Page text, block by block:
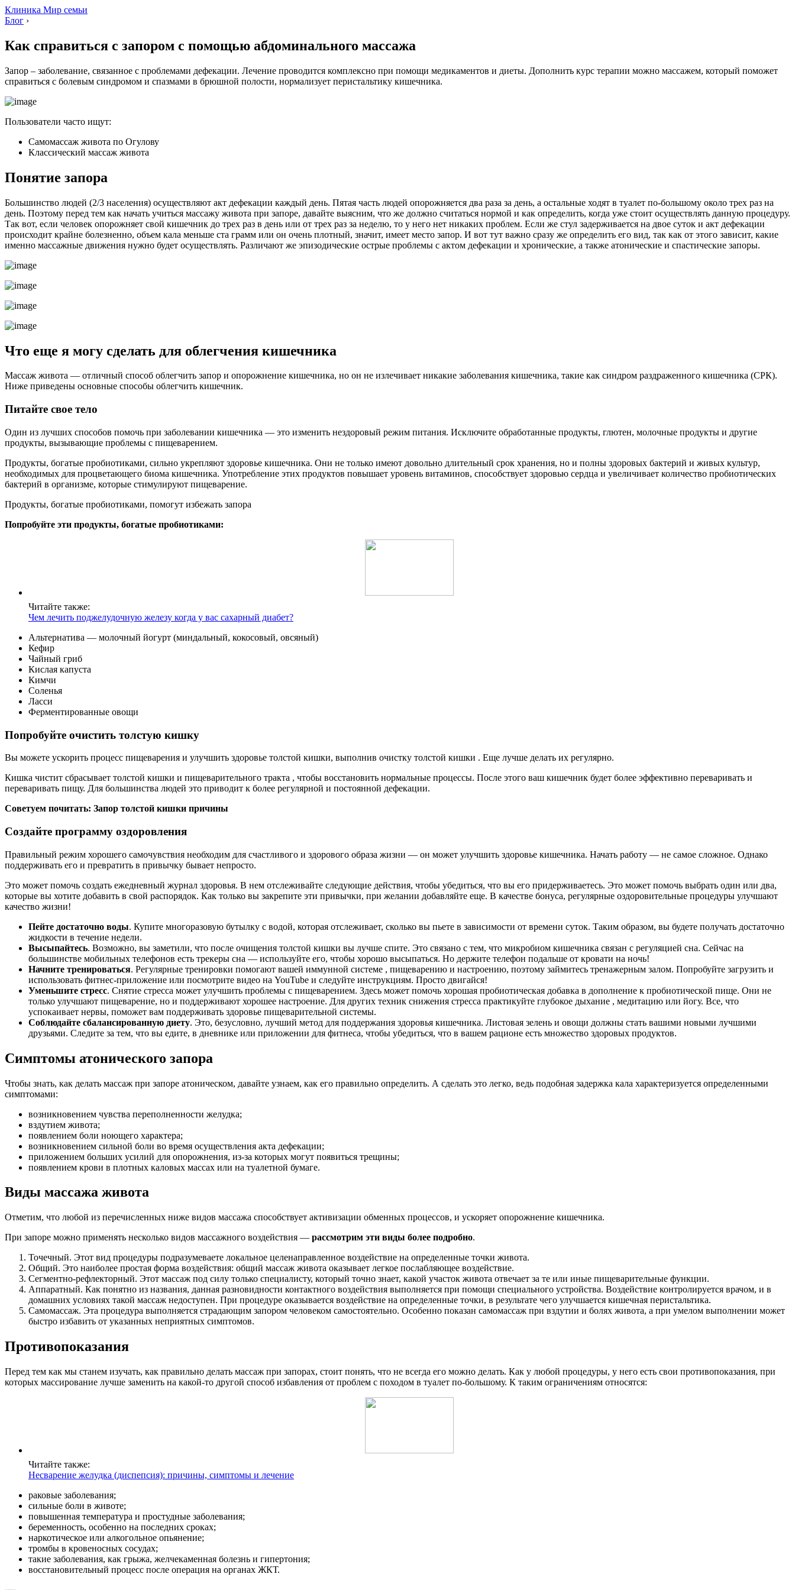
Клиника Мир семьи
Блог ›
Как справиться с запором с помощью абдоминального массажа
Запор – заболевание, связанное с проблемами дефекации. Лечение проводится комплексно при помощи медикаментов и диеты. Дополнить курс терапии можно массажем, который поможет
справиться с болевым синдромом и спазмами в брюшной полости, нормализует перистальтику кишечника.
Пользователи часто ищут:
Самомассаж живота по Огулову
Классический массаж живота
Понятие запора
Большинство людей (2/3 населения) осуществляют акт дефекации каждый день. Пятая часть людей опорожняется два раза за день, а остальные ходят в туалет по-большому около трех раз на
день. Поэтому перед тем как начать учиться массажу живота при запоре, давайте выясним, что же должно считаться нормой и как определить, когда уже стоит осуществлять данную процедуру.
Так вот, если человек опорожняет свой кишечник до трех раз в день или от трех раз за неделю, то у него нет никаких проблем. Если же стул задерживается на двое суток и акт дефекации
происходит крайне болезненно, объем кала меньше ста грамм или он очень плотный, значит, имеет место запор. И вот тут важно сразу же определить его вид, так как от этого зависит, какие
именно массажные движения нужно будет осуществлять. Различают же эпизодические острые проблемы с актом дефекации и хронические, а также атонические и спастические запоры.
Что еще я могу сделать для облегчения кишечника
Массаж живота — отличный способ облегчить запор и опорожнение кишечника, но он не излечивает никакие заболевания кишечника, такие как синдром раздраженного кишечника (СРК).
Ниже приведены основные способы облегчить кишечник.
Питайте свое тело
Один из лучших способов помочь при заболевании кишечника — это изменить нездоровый режим питания. Исключите обработанные продукты, глютен, молочные продукты и другие
продукты, вызывающие проблемы с пищеварением.
Продукты, богатые пробиотиками, сильно укрепляют здоровье кишечника. Они не только имеют довольно длительный срок хранения, но и полны здоровых бактерий и живых культур,
необходимых для процветающего биома кишечника. Употребление этих продуктов повышает уровень витаминов, способствует здоровью сердца и увеличивает количество пробиотических
бактерий в организме, которые стимулируют пищеварение.
Продукты, богатые пробиотиками, помогут избежать запора
Попробуйте эти продукты, богатые пробиотиками:
Читайте также:
Чем лечить поджелудочную железу когда у вас сахарный диабет?
Альтернатива — молочный йогурт (миндальный, кокосовый, овсяный)
Кефир
Чайный гриб
Кислая капуста
Кимчи
Соленья
Ласси
Ферментированные овощи
Попробуйте очистить толстую кишку
Вы можете ускорить процесс пищеварения и улучшить здоровье толстой кишки, выполнив очистку толстой кишки . Еще лучше делать их регулярно.
Кишка чистит сбрасывает толстой кишки и пищеварительного тракта , чтобы восстановить нормальные процессы. После этого ваш кишечник будет более эффективно переваривать и
переваривать пищу. Для большинства людей это приводит к более регулярной и постоянной дефекации.
Советуем почитать: Запор толстой кишки причины
Создайте программу оздоровления
Правильный режим хорошего самочувствия необходим для счастливого и здорового образа жизни — он может улучшить здоровье кишечника. Начать работу — не самое сложное. Однако
поддерживать его и превратить в привычку бывает непросто.
Это может помочь создать ежедневный журнал здоровья. В нем отслеживайте следующие действия, чтобы убедиться, что вы его придерживаетесь. Это может помочь выбрать один или два,
которые вы хотите добавить в свой распорядок. Как только вы закрепите эти привычки, при желании добавляйте еще. В качестве бонуса, регулярные оздоровительные процедуры улучшают
качество жизни!
Пейте достаточно воды. Купите многоразовую бутылку с водой, которая отслеживает, сколько вы пьете в зависимости от времени суток. Таким образом, вы будете получать достаточно
жидкости в течение недели.
Высыпайтесь. Возможно, вы заметили, что после очищения толстой кишки вы лучше спите. Это связано с тем, что микробиом кишечника связан с регуляцией сна. Сейчас на
большинстве мобильных телефонов есть трекеры сна — используйте его, чтобы хорошо высыпаться. Но держите телефон подальше от кровати на ночь!
Начните тренироваться. Регулярные тренировки помогают вашей иммунной системе , пищеварению и настроению, поэтому займитесь тренажерным залом. Попробуйте загрузить и
использовать фитнес-приложение или посмотрите видео на YouTube и следуйте инструкциям. Просто двигайся!
Уменьшите стресс. Снятие стресса может улучшить проблемы с пищеварением. Здесь может помочь хорошая пробиотическая добавка в дополнение к пробиотической пище. Они не
только улучшают пищеварение, но и поддерживают хорошее настроение. Для других техник снижения стресса практикуйте глубокое дыхание , медитацию или йогу. Все, что
успокаивает нервы, поможет вам поддерживать здоровье пищеварительной системы.
Соблюдайте сбалансированную диету. Это, безусловно, лучший метод для поддержания здоровья кишечника. Листовая зелень и овощи должны стать вашими новыми лучшими
друзьями. Следите за тем, что вы едите, в дневнике или приложении для фитнеса, чтобы убедиться, что в вашем рационе есть множество здоровых продуктов.
Симптомы атонического запора
Чтобы знать, как делать массаж при запоре атоническом, давайте узнаем, как его правильно определить. А сделать это легко, ведь подобная задержка кала характеризуется определенными
симптомами:
возникновением чувства переполненности желудка;
вздутием живота;
появлением боли ноющего характера;
возникновением сильной боли во время осуществления акта дефекации;
приложением больших усилий для опорожнения, из-за которых могут появиться трещины;
появлением крови в плотных каловых массах или на туалетной бумаге.
Виды массажа живота
Отметим, что любой из перечисленных ниже видов массажа способствует активизации обменных процессов, и ускоряет опорожнение кишечника.
При запоре можно применять несколько видов массажного воздействия — рассмотрим эти виды более подробно.
Точечный. Этот вид процедуры подразумеваете локальное целенаправленное воздействие на определенные точки живота.
Общий. Это наиболее простая форма воздействия: общий массаж живота оказывает легкое послабляющее воздействие.
Сегментно-рефлекторный. Этот массаж под силу только специалисту, который точно знает, какой участок живота отвечает за те или иные пищеварительные функции.
Аппаратный. Как понятно из названия, данная разновидности контактного воздействия выполняется при помощи специального устройства. Воздействие контролируется врачом, и в
домашних условиях такой массаж недоступен. При процедуре оказывается воздействие на определенные точки, в результате чего улучшается кишечная перистальтика.
Самомассаж. Эта процедура выполняется страдающим запором человеком самостоятельно. Особенно показан самомассаж при вздутии и болях живота, а при умелом выполнении может
быстро избавить от указанных неприятных симптомов.
Противопоказания
Перед тем как мы станем изучать, как правильно делать массаж при запорах, стоит понять, что не всегда его можно делать. Как у любой процедуры, у него есть свои противопоказания, при
которых массирование лучше заменить на какой-то другой способ избавления от проблем с походом в туалет по-большому. К таким ограничениям относятся:
Читайте также:
Несварение желудка (диспепсия): причины, симптомы и лечение
раковые заболевания;
сильные боли в животе;
повышенная температура и простудные заболевания;
беременность, особенно на последних сроках;
наркотическое или алкогольное опьянение;
тромбы в кровеносных сосудах;
такие заболевания, как грыжа, желчекаменная болезнь и гипертония;
восстановительный процесс после операция на органах ЖКТ.